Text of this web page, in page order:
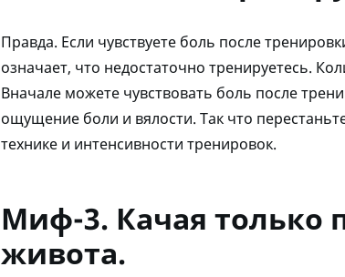
Правда. Если чувствуете боль после
означает, что недостаточно тренируетесь.
Вначале можете чувствовать боль после
ощущение боли и вялости. Так что
технике и интенсивности тренировок.
Миф-3. Качая только
живота.